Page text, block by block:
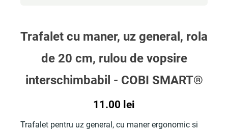
Trafalet cu maner, uz general, rola
de 20 cm, rulou de vopsire
interschimbabil - COBI SMART®
11.00 lei
Trafalet pentru uz general, cu maner ergonomic si